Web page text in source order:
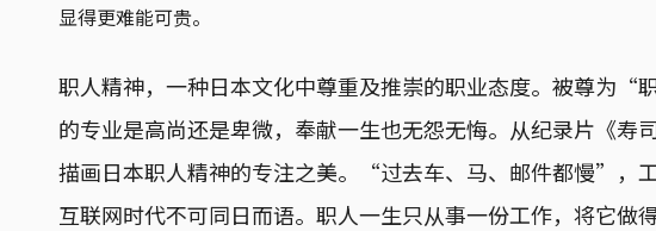
显得更难能可贵。
职人精神，一种日本文化中尊重及推崇的职业态度。被尊为“
的专业是高尚还是卑微，奉献一生也无怨无悔。从纪录片《寿
描画日本职人精神的专注之美。“过去车、马、邮件都慢”，
互联网时代不可同日而语。职人一生只从事一份工作，将它做